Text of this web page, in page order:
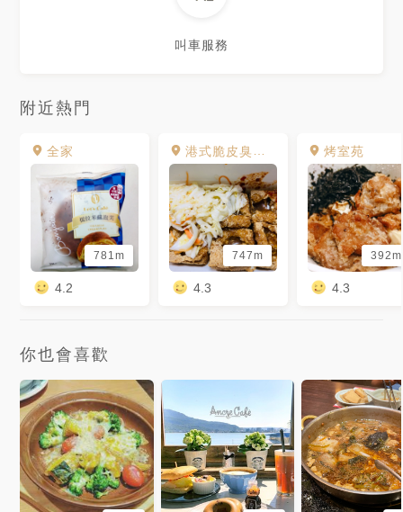
叫車服務
附近熱門
全家
781m
4.2
港式脆皮臭豆腐
747m
4.3
烤室苑
392m
4.3
你也會喜歡